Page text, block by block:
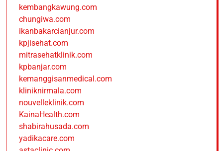
kembangkawung.com
chungiwa.com
ikanbakarcianjur.com
kpjisehat.com
mitrasehatklinik.com
kpbanjar.com
kemanggisanmedical.com
kliniknirmala.com
nouvelleklinik.com
KainaHealth.com
shabirahusada.com
yadikacare.com